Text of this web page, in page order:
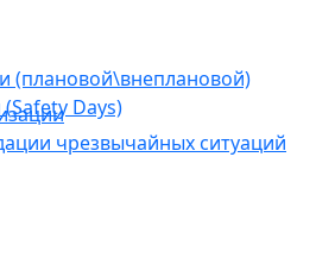
чрезвычайных ситуаций
(плановой\внеплановой)
Days)